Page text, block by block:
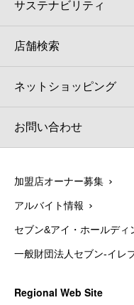
サステナビリティ
店舗検索
ネットショッピング
お問い合わせ
加盟店オーナー募集
アルバイト情報
セブン&アイ・ホールディ
一般財団法人セブン-イレ
Regional Web Site